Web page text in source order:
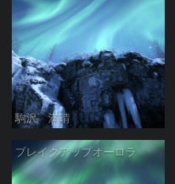
駒沢 満晴
ブレイクアップオーロラ